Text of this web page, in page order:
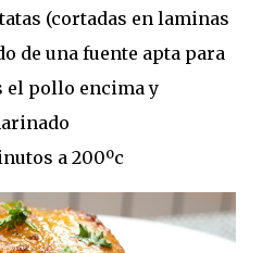
(cortadas en laminas
de una fuente apta para
el pollo encima y
a 200ºc